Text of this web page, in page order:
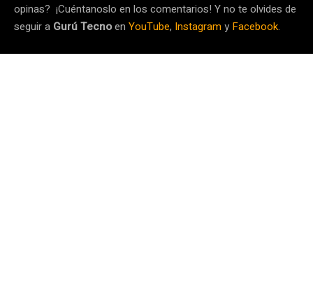
opinas? ¡Cuéntanoslo en los comentarios! Y no te olvides de
seguir a Gurú Tecnoen YouTube, Instagramy Facebook.